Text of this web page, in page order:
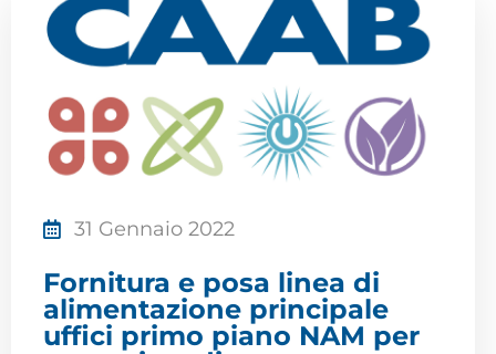
31 Gennaio 2022
Fornitura e posa linea di
alimentazione principale
uffici primo piano NAM per